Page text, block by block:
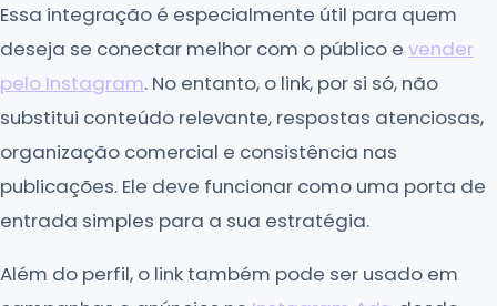
Essa integração é especialmente útil para quem
deseja se conectar melhor com o público e vender
pelo Instagram. No entanto, o link, por si só, não
substitui conteúdo relevante, respostas atenciosas,
organização comercial e consistência nas
publicações. Ele deve funcionar como uma porta de
entrada simples para a sua estratégia.
Além do perfil, o link também pode ser usado em